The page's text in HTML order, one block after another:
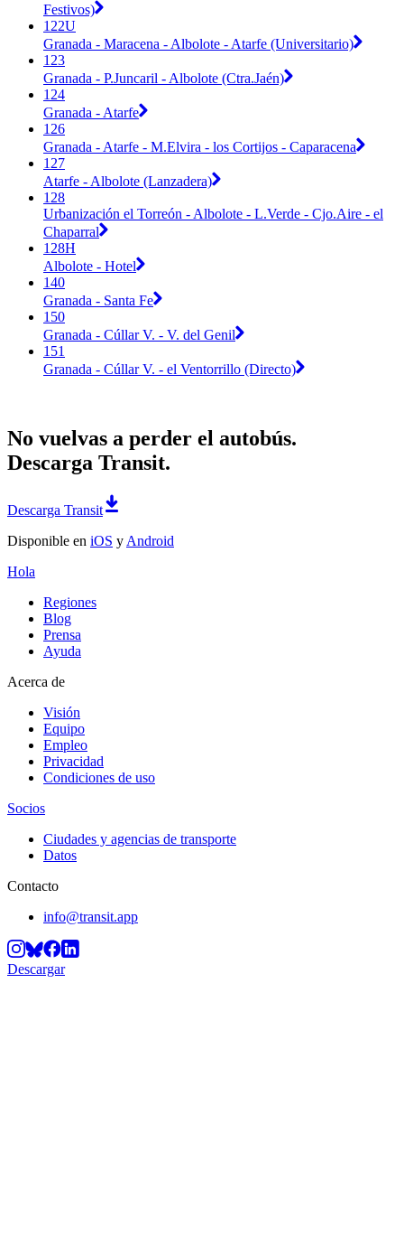
Festivos)
122U
Granada - Maracena - Albolote - Atarfe (Universitario)
123
Granada - P.Juncaril - Albolote (Ctra.Jaén)
124
Granada - Atarfe
126
Granada - Atarfe - M.Elvira - los Cortijos - Caparacena
127
Atarfe - Albolote (Lanzadera)
128
Urbanización el Torreón - Albolote - L.Verde - Cjo.Aire - el
Chaparral
128H
Albolote - Hotel
140
Granada - Santa Fe
150
Granada - Cúllar V. - V. del Genil
151
Granada - Cúllar V. - el Ventorrillo (Directo)
No vuelvas a perder el autobús.
Descarga Transit.
Descarga Transit
Disponible en iOS y Android
Hola
Regiones
Blog
Prensa
Ayuda
Acerca de
Visión
Equipo
Empleo
Privacidad
Condiciones de uso
Socios
Ciudades y agencias de transporte
Datos
Contacto
info@transit.app
Descargar